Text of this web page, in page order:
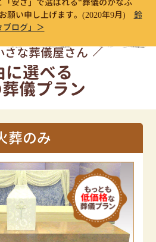
願い申し上げます。 (2020年9月)
鈴
ログ」＞
さな葬儀屋さん
に選べる
儀プラン
葬のみ